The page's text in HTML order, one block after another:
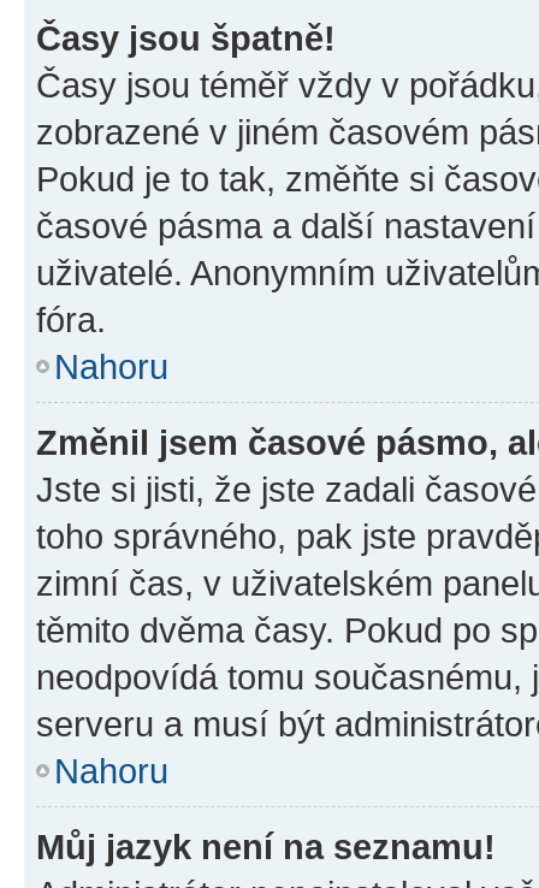
Časy jsou špatně!
Časy jsou téměř vždy v
zobrazené v jiném časovém
Pokud je to tak, změňte si
časové pásma a další
uživatelé. Anonymním
fóra.
Nahoru
Změnil jsem časové pásmo,
Jste si jisti, že jste zadali
toho správného, pak jste
zimní čas, v uživatelském
těmito dvěma časy. Pokud po
neodpovídá tomu
serveru a musí být
Nahoru
Můj jazyk není na seznamu!